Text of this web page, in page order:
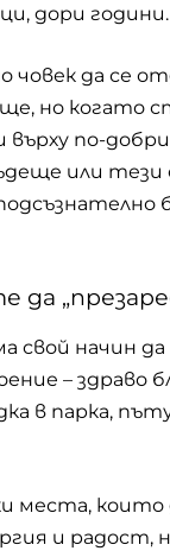
дори години.
човек да се
но когато
върху по-
или
да
свой начин да
– здраво
в парка,
места, които
и радост,